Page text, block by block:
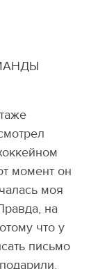
момент он
моя
на
что у
письмо